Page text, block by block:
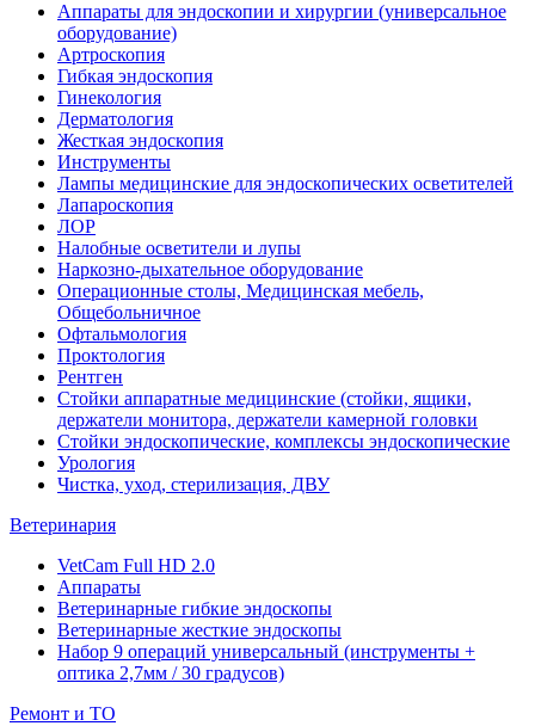
Аппараты для эндоскопии и хирургии (универсальное
оборудование)
Артроскопия
Гибкая эндоскопия
Гинекология
Дерматология
Жесткая эндоскопия
Инструменты
Лампы медицинские для эндоскопических осветителей
Лапароскопия
ЛОР
Налобные осветители и лупы
Наркозно-дыхательное оборудование
Операционные столы, Медицинская мебель,
Общебольничное
Офтальмология
Проктология
Рентген
Стойки аппаратные медицинские (стойки, ящики,
держатели монитора, держатели камерной головки
Стойки эндоскопические, комплексы эндоскопические
Урология
Чистка, уход, стерилизация, ДВУ
Ветеринария
VetCam Full HD 2.0
Аппараты
Ветеринарные гибкие эндоскопы
Ветеринарные жесткие эндоскопы
Набор 9 операций универсальный (инструменты +
оптика 2,7мм / 30 градусов)
Ремонт и ТО